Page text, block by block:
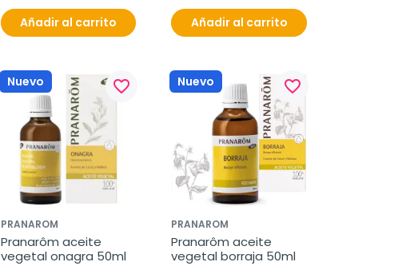
Añadir al carrito Añadir al carrito
Nuevo favorite_border
PRANAROM
Pranarôm aceite
vegetal onagra 50ml
Nuevo favorite_border
PRANAROM
Pranarôm aceite
vegetal borraja 50ml